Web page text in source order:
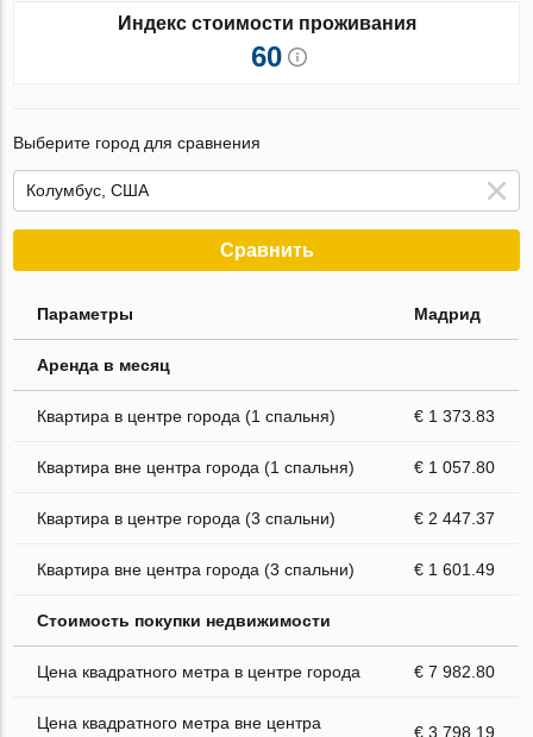
Индекс стоимости проживания
60
Выберите город для сравнения
Сравнить
Параметры Мадрид
Аренда в месяц
Квартира в центре города (1 спальня) € 1 373.83
Квартира вне центра города (1 спальня) € 1 057.80
Квартира в центре города (3 спальни) € 2 447.37
Квартира вне центра города (3 спальни) € 1 601.49
Стоимость покупки недвижимости
Цена квадратного метра в центре города € 7 982.80
Цена квадратного метра вне центра
€ 3 798.19